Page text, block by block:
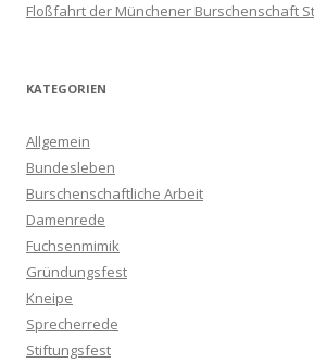
Floßfahrt der Münchener Burschenschaft
KATEGORIEN
Allgemein
Bundesleben
Burschenschaftliche Arbeit
Damenrede
Fuchsenmimik
Gründungsfest
Kneipe
Sprecherrede
Stiftungsfest